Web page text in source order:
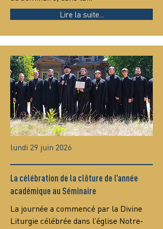
Lire la suite...
lundi 29 juin 2026
La célébration de la clôture de l’année
académique au Séminaire
La journée a commencé par la Divine
Liturgie célébrée dans l’église Notre-